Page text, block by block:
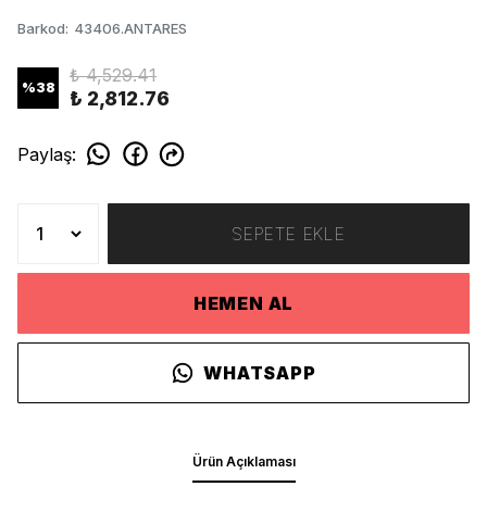
Barkod: 43406.ANTARES
%38
₺ 4,529.41
₺ 2,812.76
Paylaş:
SEPETE EKLE
HEMEN AL
WHATSAPP
Ürün Açıklaması